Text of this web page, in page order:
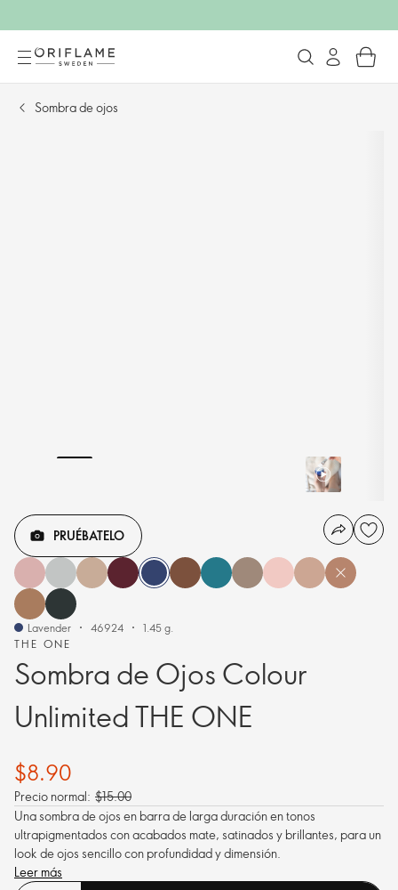
Sombra de ojos
THE ONE
Sombra de Ojos Colour
Unlimited THE ONE
PRUÉBATELO
Lavender 46924 1.45 g.
$8.90
Precio normal: $15.00
Una sombra de ojos en barra de larga duración en tonos
ultrapigmentados con acabados mate, satinados y brillantes, para un
look de ojos sencillo con profundidad y dimensión.
Leer más